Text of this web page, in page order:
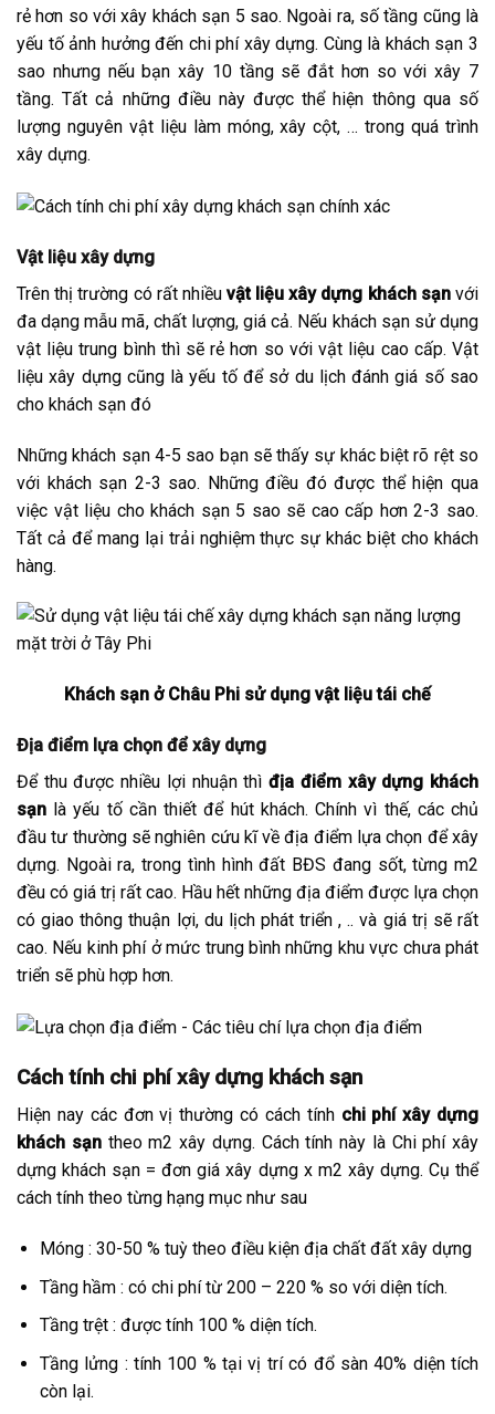
rẻ hơn so với xây khách sạn 5 sao. Ngoài ra, số tầng cũng là
yếu tố ảnh hưởng đến chi phí xây dựng. Cùng là khách sạn 3
sao nhưng nếu bạn xây 10 tầng sẽ đắt hơn so với xây 7
tầng. Tất cả những điều này được thể hiện thông qua số
lượng nguyên vật liệu làm móng, xây cột, … trong quá trình
xây dựng.
Vật liệu xây dựng
Trên thị trường có rất nhiều vật liệu xây dựng khách sạn với
đa dạng mẫu mã, chất lượng, giá cả. Nếu khách sạn sử dụng
vật liệu trung bình thì sẽ rẻ hơn so với vật liệu cao cấp. Vật
liệu xây dựng cũng là yếu tố để sở du lịch đánh giá số sao
cho khách sạn đó
Những khách sạn 4-5 sao bạn sẽ thấy sự khác biệt rõ rệt so
với khách sạn 2-3 sao. Những điều đó được thể hiện qua
việc vật liệu cho khách sạn 5 sao sẽ cao cấp hơn 2-3 sao.
Tất cả để mang lại trải nghiệm thực sự khác biệt cho khách
hàng.
Khách sạn ở Châu Phi sử dụng vật liệu tái chế
Địa điểm lựa chọn để xây dựng
Để thu được nhiều lợi nhuận thìđịa điểm xây dựng khách
sạn là yếu tố cần thiết để hút khách. Chính vì thế, các chủ
đầu tư thường sẽ nghiên cứu kĩ về địa điểm lựa chọn để xây
dựng. Ngoài ra, trong tình hình đất BĐS đang sốt, từng m2
đều có giá trị rất cao. Hầu hết những địa điểm được lựa chọn
có giao thông thuận lợi, du lịch phát triển , .. và giá trị sẽ rất
cao. Nếu kinh phí ở mức trung bình những khu vực chưa phát
triển sẽ phù hợp hơn.
Cách tính chi phí xây dựng khách sạn
Hiện nay các đơn vị thường có cách tính chi phí xây dựng
khách sạntheo m2 xây dựng. Cách tính này là Chi phí xây
dựng khách sạn = đơn giá xây dựng x m2 xây dựng. Cụ thể
cách tính theo từng hạng mục như sau
Móng : 30-50 % tuỳ theo điều kiện địa chất đất xây dựng
Tầng hầm : có chi phí từ 200 – 220 % so với diện tích.
Tầng trệt : được tính 100 % diện tích.
Tầng lửng : tính 100 % tại vị trí có đổ sàn 40% diện tích
còn lại.